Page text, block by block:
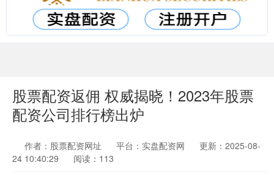
股票配资返佣 权威揭晓！2023年股票
配资公司排行榜出炉
作者：股票配资网址 平台：实盘配资网
更新：2025-08-
24 10:40:29
阅读：113